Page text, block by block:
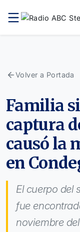
Volver a Portada
Familia
captura
causó la
en
El cuerpo del
fue
noviembre